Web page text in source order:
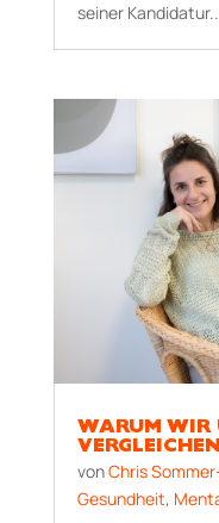
seiner
WARUM WIR
VERGLEICHEN
vonChris
Gesundheit,